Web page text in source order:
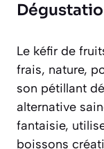
Le kéfir de
frais, nature,
son pétillant
alternative
fantaisie,
boissons